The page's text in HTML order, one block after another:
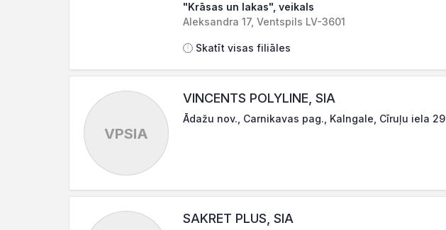
"Krāsas un lakas", veikals
Aleksandra 17, Ventspils LV-3601
Skatīt visas filiāles
VPSIA
VINCENTS POLYLINE, SIA
Ādažu nov., Carnikavas pag., Kalngale, Cīruļu iela 29
SAKRET PLUS, SIA